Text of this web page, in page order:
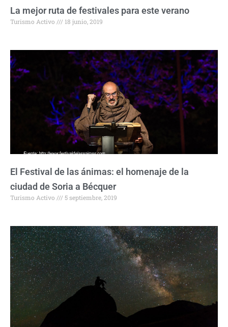
La mejor ruta de festivales para este verano
Turismo Activo 18 junio, 2019
El Festival de las ánimas: el homenaje de la
ciudad de Soria a Bécquer
Turismo Activo 5 septiembre, 2019